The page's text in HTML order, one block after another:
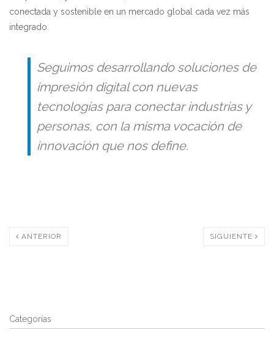
conectada y sostenible en un mercado global cada vez más
integrado.
Seguimos desarrollando soluciones de
impresión digital con nuevas
tecnologías para conectar industrias y
personas, con la misma vocación de
innovación que nos define.
ANTERIOR SIGUIENTE
Categorías